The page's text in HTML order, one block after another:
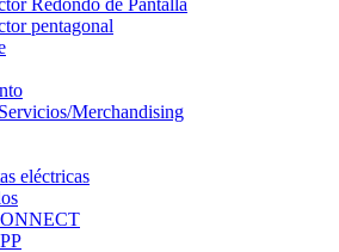
Redondo de Pantalla
pentagonal
Merchandising
eléctricas